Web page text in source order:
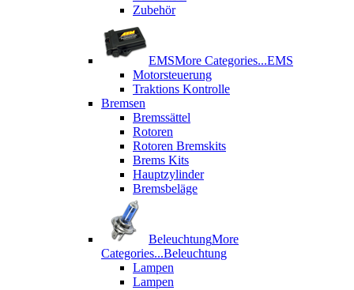
Zubehör
EMSMore Categories...EMS
Motorsteuerung
Traktions Kontrolle
Bremsen
Bremssättel
Rotoren
Rotoren Bremskits
Brems Kits
Hauptzylinder
Bremsbeläge
BeleuchtungMore
Categories...Beleuchtung
Lampen
Lampen